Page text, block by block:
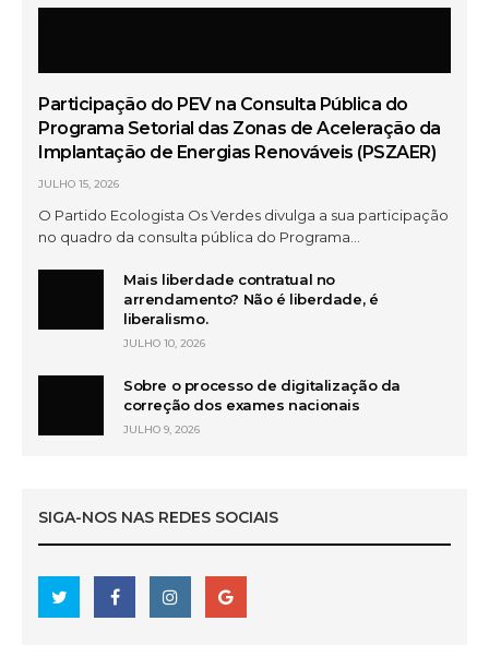
Participação do PEV na Consulta Pública do
Programa Setorial das Zonas de Aceleração da
Implantação de Energias Renováveis (PSZAER)
JULHO 15, 2026
O Partido Ecologista Os Verdes divulga a sua participação
no quadro da consulta pública do Programa…
Mais liberdade contratual no
arrendamento? Não é liberdade, é
liberalismo.
JULHO 10, 2026
Sobre o processo de digitalização da
correção dos exames nacionais
JULHO 9, 2026
SIGA-NOS NAS REDES SOCIAIS